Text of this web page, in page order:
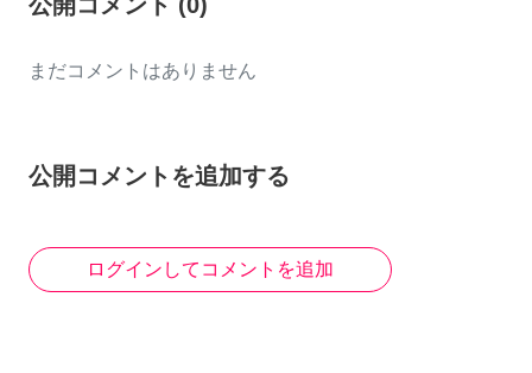
まだコメントはありません
公開コメントを追加する
ログインしてコメントを追加